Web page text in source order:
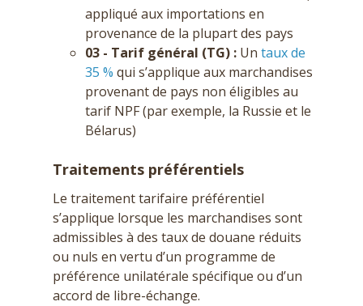
appliqué aux importations en
provenance de la plupart des pays
03 - Tarif général (TG) : Un taux de
35 % qui s’applique aux marchandises
provenant de pays non éligibles au
tarif NPF (par exemple, la Russie et le
Bélarus)
Traitements préférentiels
Le traitement tarifaire préférentiel
s’applique lorsque les marchandises sont
admissibles à des taux de douane réduits
ou nuls en vertu d’un programme de
préférence unilatérale spécifique ou d’un
accord de libre-échange.